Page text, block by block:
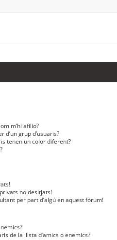
m’hi afilio?
grup d’usuaris?
tenen un color diferent?
no desitjats!
per part d’algú en aquest fòrum!
de la llista d’amics o enemics?